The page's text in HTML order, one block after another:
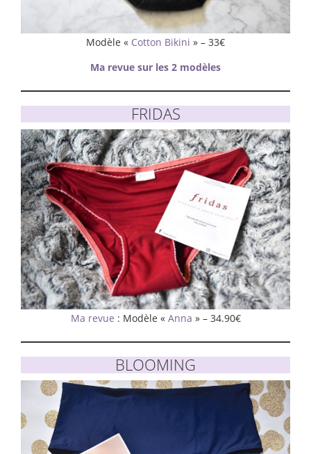
Modèle « Cotton Bikini » – 33€
Ma revue sur les 2 modèles
FRIDAS
Ma revue : Modèle « Anna » – 34.90€
BLOOMING